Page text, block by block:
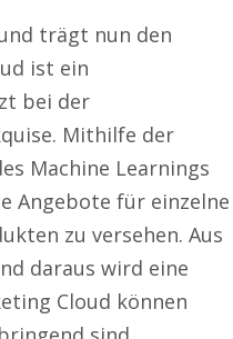
trägt nun den
ist ein
bei der
Mithilfe der
Machine Learnings
Angebote für einzelne
zu versehen. Aus
daraus wird eine
Cloud können